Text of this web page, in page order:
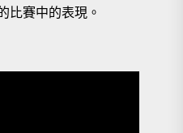
比賽中的表現。